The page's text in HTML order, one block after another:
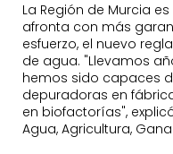
La Región de Murcia
afronta con más
esfuerzo, el nuevo
de agua. "Llevamos
hemos sido capaces
depuradoras en
en biofactorías",
Agua, Agricultura,